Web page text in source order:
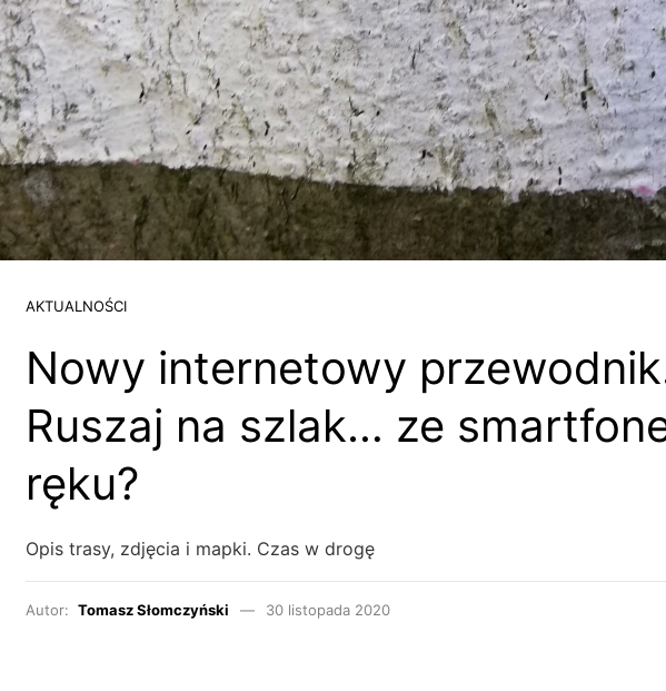
AKTUALNOŚCI
Nowy internetowy
Ruszaj na szlak… ze
ręku?
Opis trasy, zdjęcia i mapki. Czas w drogę
Autor: Tomasz Słomczyński 30 listopada 2020